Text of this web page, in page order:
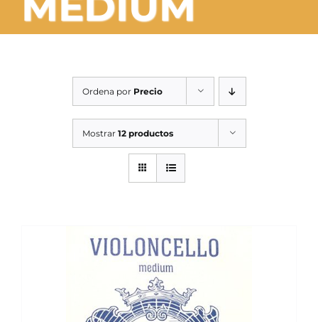
OCASIÓN
SERVICIOS TALLER
Ordena por Precio
Mostrar 12 productos